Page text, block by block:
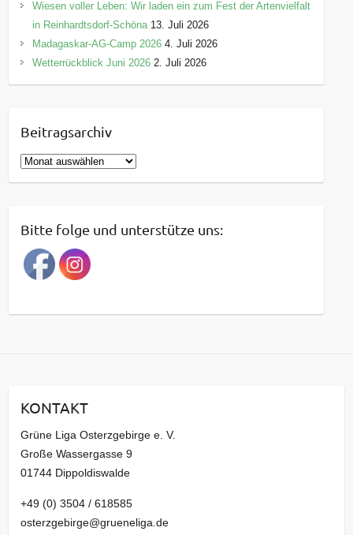
Wiesen voller Leben: Wir laden ein zum Fest der Artenvielfalt
in Reinhardtsdorf-Schöna 13. Juli 2026
Madagaskar-AG-Camp 2026 4. Juli 2026
Wetterrückblick Juni 2026 2. Juli 2026
Beitragsarchiv
B
e
r
a
g
a
v
Bitte folge und unterstütze uns:
KONTAKT
Grüne Liga Osterzgebirge e. V.
Große Wassergasse 9
01744 Dippoldiswalde
+49 (0) 3504 / 618585
osterzgebirge@grueneliga.de